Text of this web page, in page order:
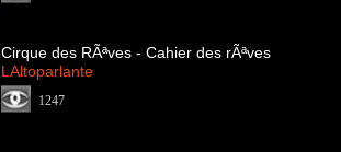
Cirque des RÃªves - Cahier des rÃªves
LAltoparlante
1247